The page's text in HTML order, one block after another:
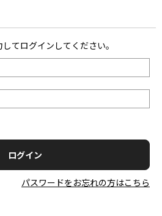
てログインしてください。
パスワードをお忘れの方はこちら